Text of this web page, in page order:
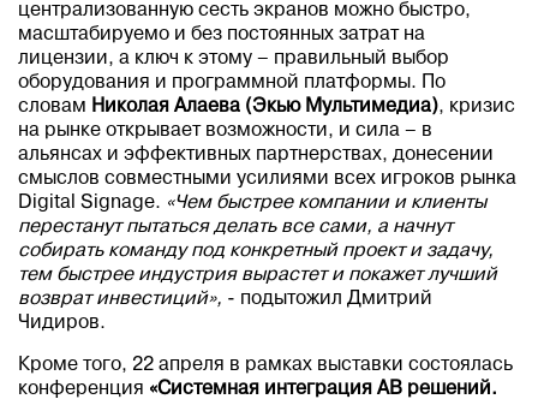
централизованную сесть экранов можно быстро,
масштабируемо и без постоянных затрат на
лицензии, а ключ к этому – правильный выбор
оборудования и программной платформы. По
словам
Николая Алаева (Экью Мультимедиа), кризис
на рынке открывает возможности, и сила – в
альянсах и эффективных партнерствах, донесении
смыслов совместными усилиями всех игроков рынка
Digital Signage. «Чем быстрее компании и клиенты
перестанут пытаться делать все сами, а начнут
собирать команду под конкретный проект и задачу,
тем быстрее индустрия вырастет и покажет лучший
возврат инвестиций», - подытожил Дмитрий
Чидиров.
Кроме того, 22 апреля в рамках выставки состоялась
конференция «Системная интеграция АВ решений.